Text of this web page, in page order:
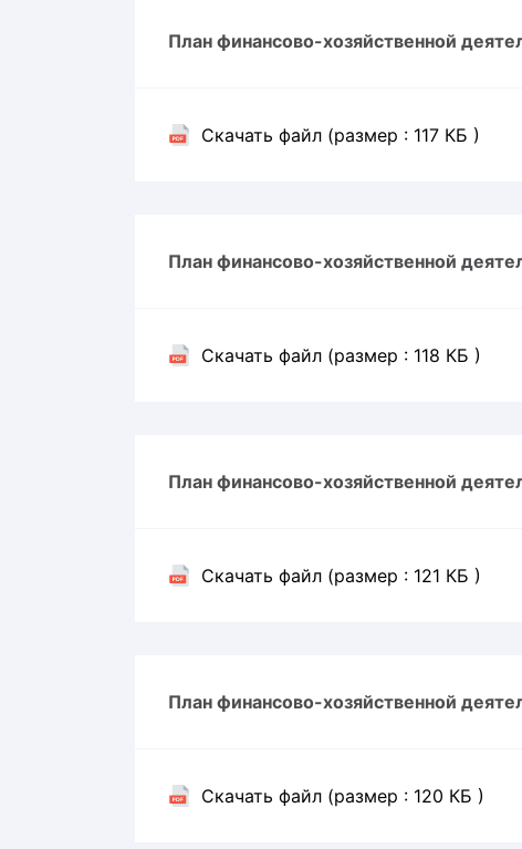
План финансово-хозяйственной
Скачать файл (размер : 117 КБ )
План финансово-хозяйственной
Скачать файл (размер : 118 КБ )
План финансово-хозяйственной
Скачать файл (размер : 121 КБ )
План финансово-хозяйственной
Скачать файл (размер : 120 КБ )